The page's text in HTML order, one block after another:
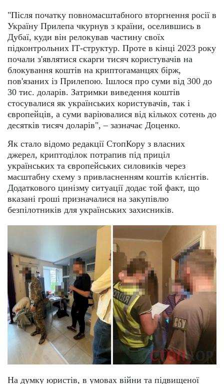
"Після початку повномасштабного вторгнення росії в
Україну Прилепа чкурнув з країни, оселившись в
Дубаї, куди він релокував частину своїх
підконтрольних ІТ-структур. Проте в кінці 2023 року
почали з'являтися скарги тисяч користувачів на
блокування коштів на криптогаманцях бірж,
пов'язаних із Прилепою. Ішлося про суми від 300 до
30 тис. доларів. Затримки виведення коштів
стосувалися як українських користувачів, так і
європейців, а суми варіювалися від кількох сотень до
десятків тисяч доларів", – зазначає Доценко.
Як стало відомо редакції СтопКору з власних
джерел, криптоділок потрапив під приціл
українських та європейських силовиків через
масштабну схему з привласненням коштів клієнтів.
Додаткового цинізму ситуації додає той факт, що
вказані гроші призначалися на закупівлю
безпілотників для українських захисників.
На думку юристів, в умовах війни та підвищеної